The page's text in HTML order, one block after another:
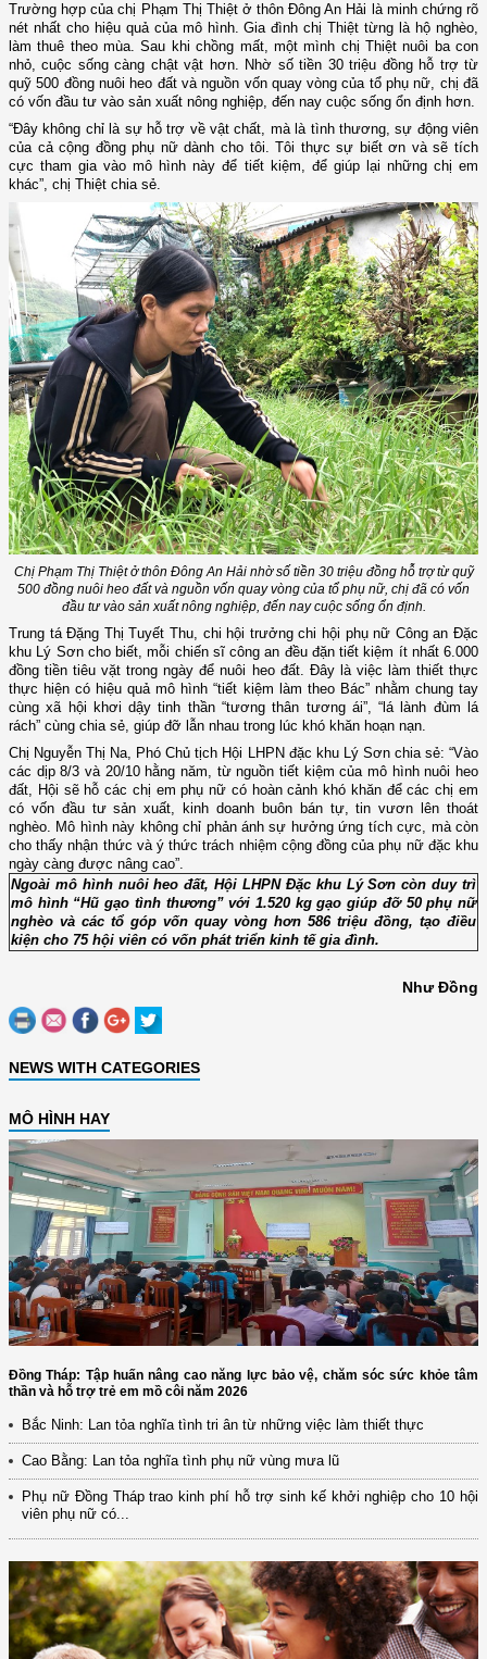
Trường hợp của chị Phạm Thị Thiệt ở thôn Đông An Hải là minh chứng rõ
nét nhất cho hiệu quả của mô hình. Gia đình chị Thiệt từng là hộ nghèo,
làm thuê theo mùa. Sau khi chồng mất, một mình chị Thiệt nuôi ba con
nhỏ, cuộc sống càng chật vật hơn. Nhờ số tiền 30 triệu đồng hỗ trợ từ
quỹ 500 đồng nuôi heo đất và nguồn vốn quay vòng của tổ phụ nữ, chị đã
có vốn đầu tư vào sản xuất nông nghiệp, đến nay cuộc sống ổn định hơn.
“Đây không chỉ là sự hỗ trợ về vật chất, mà là tình thương, sự động viên
của cả cộng đồng phụ nữ dành cho tôi. Tôi thực sự biết ơn và sẽ tích
cực tham gia vào mô hình này để tiết kiệm, để giúp lại những chị em
khác”, chị Thiệt chia sẻ.
Chị Phạm Thị Thiệt ở thôn Đông An Hải nhờ số tiền 30 triệu đồng hỗ trợ từ quỹ
500 đồng nuôi heo đất và nguồn vốn quay vòng của tổ phụ nữ, chị đã có vốn
đầu tư vào sản xuất nông nghiệp, đến nay cuộc sống ổn định.
Trung tá Đặng Thị Tuyết Thu, chi hội trưởng chi hội phụ nữ Công an Đặc
khu Lý Sơn cho biết, mỗi chiến sĩ công an đều đặn tiết kiệm ít nhất 6.000
đồng tiền tiêu vặt trong ngày để nuôi heo đất. Đây là việc làm thiết thực
thực hiện có hiệu quả mô hình “tiết kiệm làm theo Bác” nhằm chung tay
cùng xã hội khơi dậy tinh thần “tương thân tương ái”, “lá lành đùm lá
rách” cùng chia sẻ, giúp đỡ lẫn nhau trong lúc khó khăn hoạn nạn.
Chị Nguyễn Thị Na, Phó Chủ tịch Hội LHPN đặc khu Lý Sơn chia sẻ: “Vào
các dịp 8/3 và 20/10 hằng năm, từ nguồn tiết kiệm của mô hình nuôi heo
đất, Hội sẽ hỗ các chị em phụ nữ có hoàn cảnh khó khăn để các chị em
có vốn đầu tư sản xuất, kinh doanh buôn bán tự, tin vươn lên thoát
nghèo. Mô hình này không chỉ phản ánh sự hưởng ứng tích cực, mà còn
cho thấy nhận thức và ý thức trách nhiệm cộng đồng của phụ nữ đặc khu
ngày càng được nâng cao”.
Ngoài mô hình nuôi heo đất, Hội LHPN Đặc khu Lý Sơn còn duy trì
mô hình “Hũ gạo tình thương” với 1.520 kg gạo giúp đỡ 50 phụ nữ
nghèo và các tổ góp vốn quay vòng hơn 586 triệu đồng, tạo điều
kiện cho 75 hội viên có vốn phát triển kinh tế gia đình.
Như Đồng
NEWS WITH CATEGORIES
MÔ HÌNH HAY
Đồng Tháp: Tập huấn nâng cao năng lực bảo vệ, chăm sóc sức khỏe tâm
thần và hỗ trợ trẻ em mồ côi năm 2026
Bắc Ninh: Lan tỏa nghĩa tình tri ân từ những việc làm thiết thực
Cao Bằng: Lan tỏa nghĩa tình phụ nữ vùng mưa lũ
Phụ nữ Đồng Tháp trao kinh phí hỗ trợ sinh kế khởi nghiệp cho 10 hội
viên phụ nữ có...